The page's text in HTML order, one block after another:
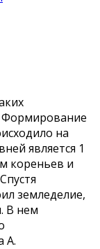
Формирование
на
является 1
кореньев и
земледелие,
В нем
А.